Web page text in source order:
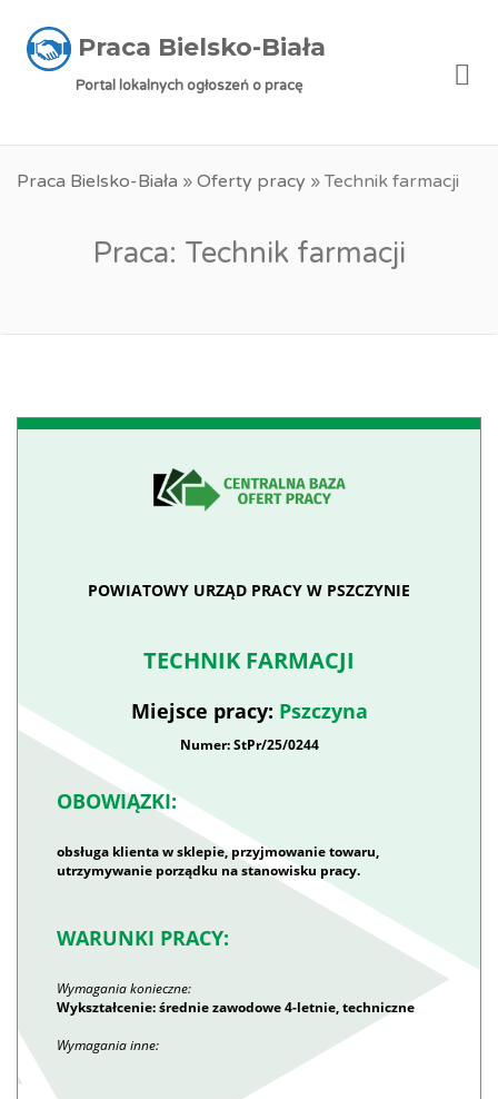
Praca Bielsko-Biała
Portal lokalnych ogłoszeń o pracę
Praca Bielsko-Biała » Oferty pracy » Technik farmacji
Praca: Technik farmacji
POWIATOWY URZĄD PRACY W PSZCZYNIE
TECHNIK FARMACJI
Miejsce pracy: Pszczyna
Numer: StPr/25/0244
OBOWIĄZKI:
obsługa klienta w sklepie, przyjmowanie towaru,
utrzymywanie porządku na stanowisku pracy.
WARUNKI PRACY:
Wymagania konieczne:
Wykształcenie: średnie zawodowe 4-letnie, techniczne
Wymagania inne: